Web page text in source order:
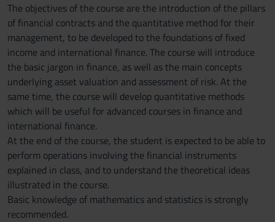
The objectives of the course are the introduction of the pillars
of financial contracts and the quantitative method for their
management, to be developed to the foundations of fixed
income and international finance. The course will introduce
the basic jargon in finance, as well as the main concepts
underlying asset valuation and assessment of risk. At the
same time, the course will develop quantitative methods
which will be useful for advanced courses in finance and
international finance.
At the end of the course, the student is expected to be able to
perform operations involving the financial instruments
explained in class, and to understand the theoretical ideas
illustrated in the course.
Basic knowledge of mathematics and statistics is strongly
recommended.